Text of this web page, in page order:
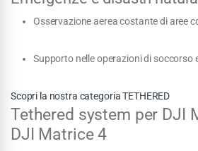
Osservazione aerea costante di aree
Supporto nelle operazioni di soccorso
Scopri la nostra categoria TETHERED
Tethered system per DJI
DJI Matrice 4